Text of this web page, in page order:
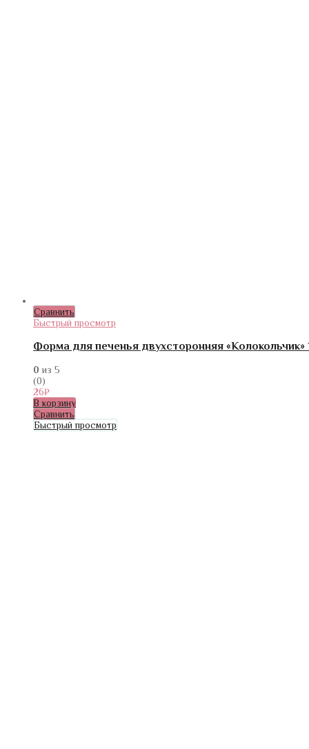
Сравнить
Быстрый просмотр
Форма для печенья двухсторонняя «Колокольчик»
0 из 5
(0)
26₽
В корзину
Сравнить
Быстрый просмотр